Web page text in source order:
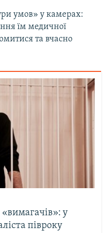
умов» у камерах:
їм медичної
та вчасно
у
півроку